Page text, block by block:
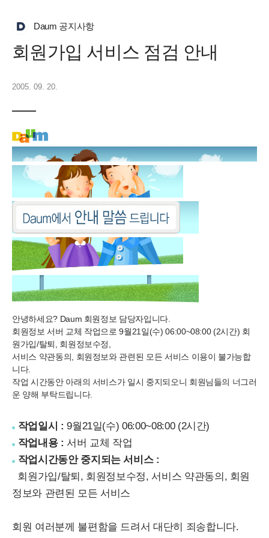
Daum 공지사항
회원가입 서비스 점검 안내
2005. 09. 20.
안녕하세요? Daum 회원정보 담당자입니다.
회원정보 서버 교체 작업으로9월21일(수) 06:00~08:00 (2시간) 회
원가입/탈퇴, 회원정보수정,
서비스 약관동의, 회원정보와 관련된 모든 서비스 이용이 불가능합
니다.
작업 시간동안 아래의 서비스가 일시 중지되오니 회원님들의 너그러
운 양해 부탁드립니다.
작업일시 : 9월21일(수) 06:00~08:00 (2시간)
작업내용 : 서버 교체 작업
작업시간동안 중지되는 서비스 :
회원가입/탈퇴, 회원정보수정, 서비스 약관동의, 회원
정보와 관련된 모든 서비스
회원 여러분께 불편함을 드려서 대단히 죄송합니다.